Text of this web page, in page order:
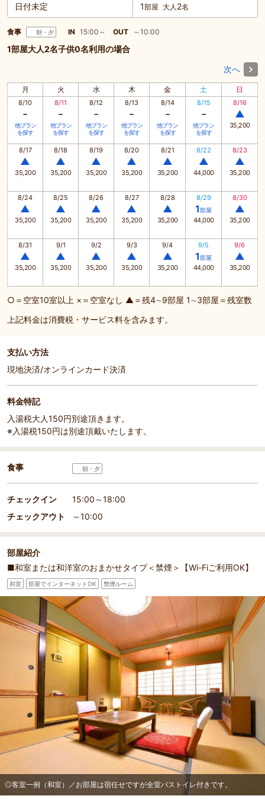
日付未定 1部屋 大人 2名
食事 朝・夕 IN 15:00～ OUT ～10:00
1部屋大人2名子供0名利用の場合
次へ
月 火 水 木 金 土 日
8/10
-
他プラン
を探す
8/11
-
他プラン
を探す
8/12
-
他プラン
を探す
8/13
-
他プラン
を探す
8/14
-
他プラン
を探す
8/15
-
他プラン
を探す
8/16
▲
35,200
8/17
▲
35,200
8/18
▲
35,200
8/19
▲
35,200
8/20
▲
35,200
8/21
▲
35,200
8/22
▲
44,000
8/23
▲
35,200
8/24
▲
35,200
8/25
▲
35,200
8/26
▲
35,200
8/27
▲
35,200
8/28
▲
35,200
8/29
1部屋
44,000
8/30
▲
35,200
8/31
▲
35,200
9/1
▲
35,200
9/2
▲
35,200
9/3
▲
35,200
9/4
▲
35,200
9/5
1部屋
44,000
9/6
▲
35,200
○＝空室10室以上 ×＝空室なし ▲＝残4∼9部屋 1∼3部屋＝残室数
上記料金は消費税・サービス料を含みます。
支払い方法
現地決済/オンラインカード決済
料金特記
入湯税大人150円別途頂きます。
※入湯税150円は別途頂戴いたします。
食事 朝・夕
チェックイン
15:00～18:00
チェックアウト
～10:00
部屋紹介
■和室または和洋室のおまかせタイプ＜禁煙＞【Wi-Fiご利用OK】
和室 部屋でインターネットOK 禁煙ルーム
◎客室一例（和室）／お部屋は宿任せですが全室バストイレ付きです。